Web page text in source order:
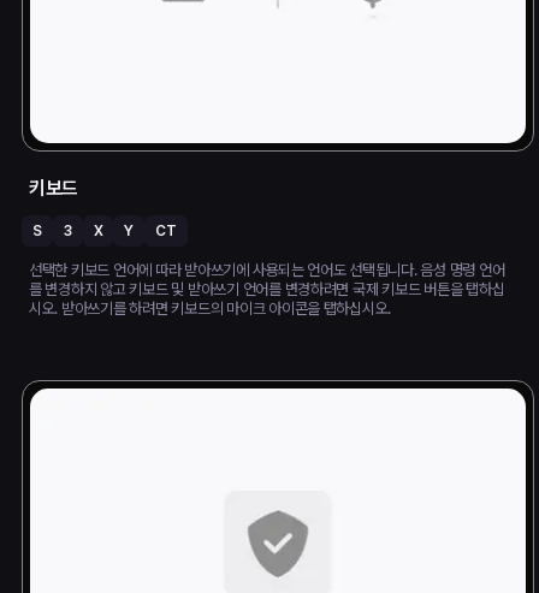
키보드
S 3 X Y CT
선택한 키보드 언어에 따라 받아쓰기에 사용되는 언어도 선택됩니다. 음성 명령 언어
를 변경하지 않고 키보드 및 받아쓰기 언어를 변경하려면 국제 키보드 버튼을 탭하십
시오. 받아쓰기를 하려면 키보드의 마이크 아이콘을 탭하십시오.